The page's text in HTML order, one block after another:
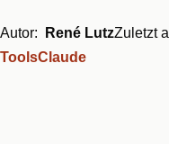
Autor: René LutzZuletzt
ToolsClaude